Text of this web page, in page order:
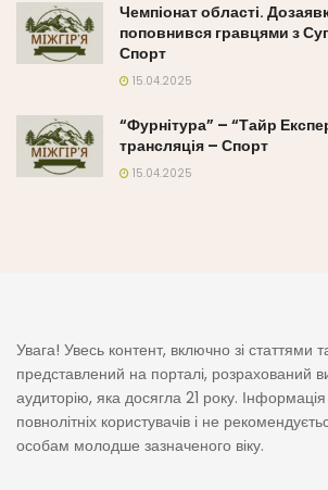
Чемпіонат області.
поповнився гравцями з
Спорт
15.04.2025
“Фурнітура” – “Тайр
трансляція – Спорт
15.04.2025
Увага! Увесь контент, включно зі статтями
представлений на порталі, розрахований
аудиторію, яка досягла 21 року.
повнолітніх користувачів і не
особам молодше зазначеного віку.